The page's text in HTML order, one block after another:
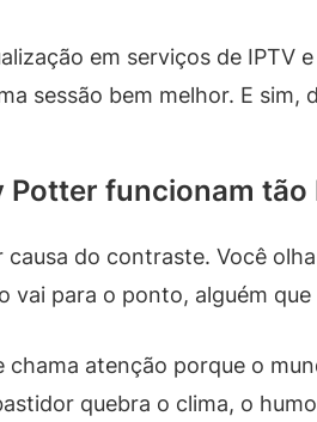
em serviços de IPTV
sessão bem melhor. E sim,
Potter funcionam tão
do contraste. Você
vai para o ponto, alguém
atenção porque o
quebra o clima, o